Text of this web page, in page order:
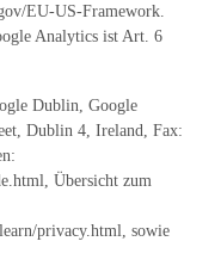
EU-US-Framework.
Analytics ist Art. 6
Dublin, Google
Dublin 4, Ireland, Fax:
Übersicht zum
privacy.html, sowie